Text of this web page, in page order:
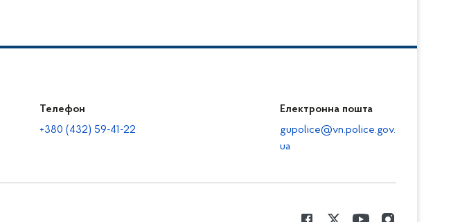
Телефон
+380 (432) 59-41-22
Електронна пошта
gupolice@vn.police.gov.
ua